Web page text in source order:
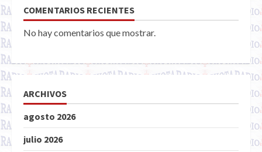
COMENTARIOS RECIENTES
No hay comentarios que mostrar.
ARCHIVOS
agosto 2026
julio 2026